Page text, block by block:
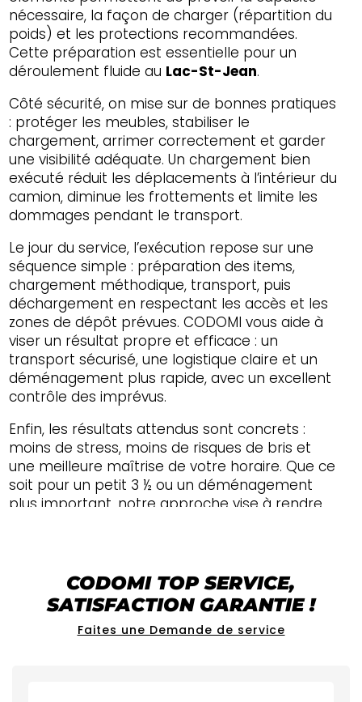
nécessaire, la façon de charger (répartition du
poids) et les protections recommandées.
Cette préparation est essentielle pour un
déroulement fluide au Lac-St-Jean.
Côté sécurité, on mise sur de bonnes pratiques
: protéger les meubles, stabiliser le
chargement, arrimer correctement et garder
une visibilité adéquate. Un chargement bien
exécuté réduit les déplacements à l’intérieur du
camion, diminue les frottements et limite les
dommages pendant le transport.
Le jour du service, l’exécution repose sur une
séquence simple : préparation des items,
chargement méthodique, transport, puis
déchargement en respectant les accès et les
zones de dépôt prévues. CODOMI vous aide à
viser un résultat propre et efficace : un
transport sécurisé, une logistique claire et un
déménagement plus rapide, avec un excellent
contrôle des imprévus.
Enfin, les résultats attendus sont concrets :
moins de stress, moins de risques de bris et
une meilleure maîtrise de votre horaire. Que ce
soit pour un petit 3 ½ ou un déménagement
plus important, notre approche vise à rendre
CODOMI TOP SERVICE,
SATISFACTION GARANTIE !
Faites une Demande de service